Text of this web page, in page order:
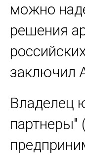
можно
решения
заключил
Владелец